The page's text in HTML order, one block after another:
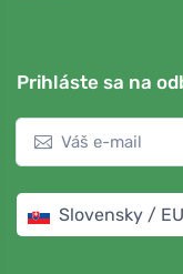
Prihláste sa na
Slovensky /